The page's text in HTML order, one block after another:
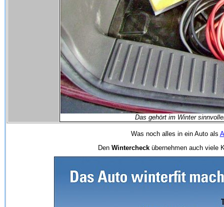
Das gehört im Winter
Was noch alles in ein Auto als
Den Wintercheck übernehmen auch viele